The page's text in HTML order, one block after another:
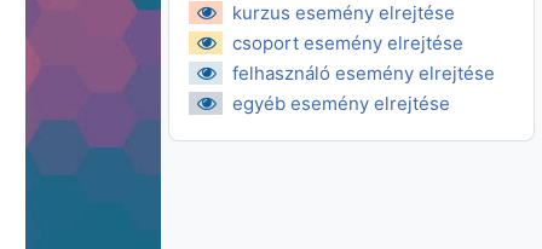
kurzus esemény elrejtése
csoport esemény elrejtése
felhasználó esemény elrejtése
egyéb esemény elrejtése
május, 5., vasárnap